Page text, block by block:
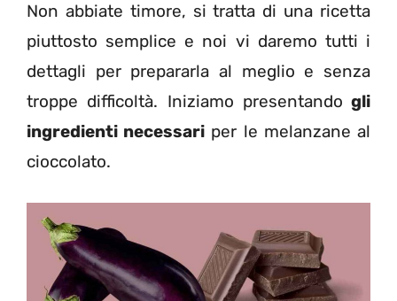
Non abbiate timore, si tratta di una ricetta
piuttosto semplice e noi vi daremo tutti i
dettagli per prepararla al meglio e senza
troppe difficoltà. Iniziamo presentando gli
ingredienti necessari per le melanzane al
cioccolato.